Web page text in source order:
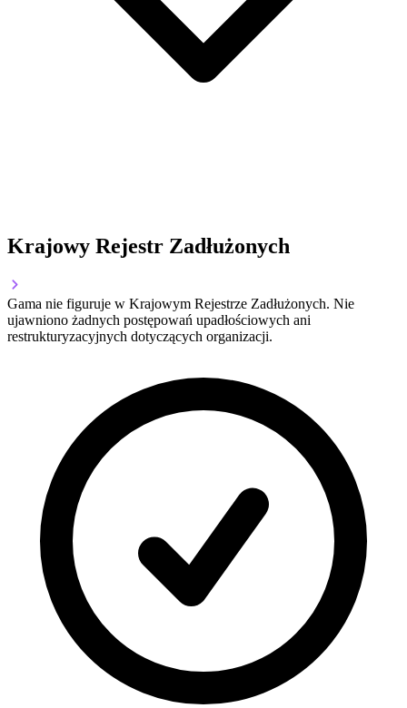
Krajowy Rejestr Zadłużonych
Gama nie figuruje w Krajowym Rejestrze Zadłużonych. Nie
ujawniono żadnych postępowań upadłościowych ani
restrukturyzacyjnych dotyczących organizacji.